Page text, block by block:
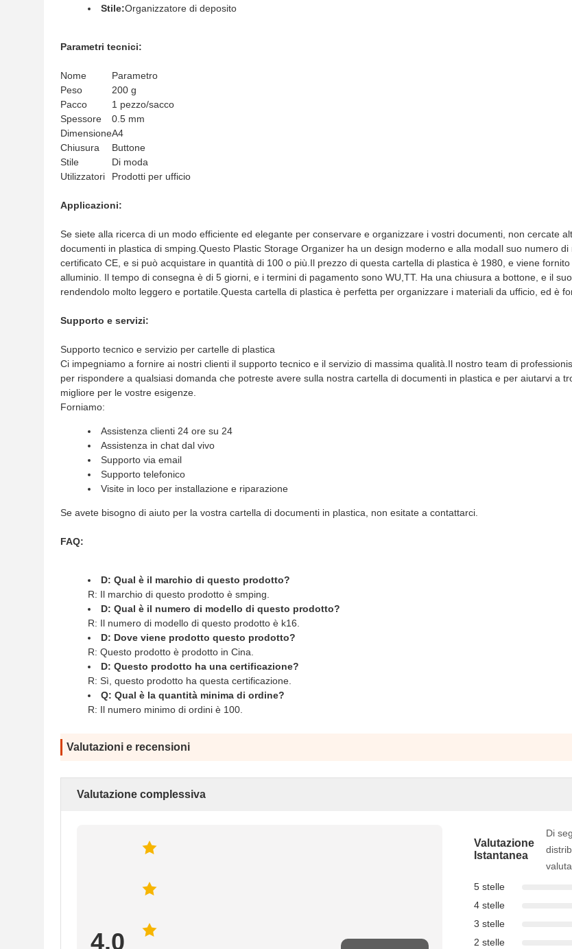
Stile:Organizzatore di deposito
Parametri tecnici:
Nome
Parametro
Peso
200 g
Pacco
1 pezzo/sacco
Spessore
0.5 mm
DimensioneA4
Chiusura
Buttone
Stile
Di moda
Utilizzatori
Prodotti per ufficio
Applicazioni:
Se siete alla ricerca di un modo efficiente ed elegante per conservare e organizzare i vostri documenti, non cercate
documenti in plastica di smping.Questo Plastic Storage Organizer ha un design moderno e alla modaIl suo numero di
certificato CE, e si può acquistare in quantità di 100 o più.Il prezzo di questa cartella di plastica è 1980, e viene
alluminio. Il tempo di consegna è di 5 giorni, e i termini di pagamento sono WU,TT. Ha una chiusura a bottone, e il
rendendolo molto leggero e portatile.Questa cartella di plastica è perfetta per organizzare i materiali da ufficio, ed è
Supporto e servizi:
Supporto tecnico e servizio per cartelle di plastica
Ci impegniamo a fornire ai nostri clienti il supporto tecnico e il servizio di massima qualità.Il nostro team di
per rispondere a qualsiasi domanda che potreste avere sulla nostra cartella di documenti in plastica e per aiutarvi a
migliore per le vostre esigenze.
Forniamo:
Assistenza clienti 24 ore su 24
Assistenza in chat dal vivo
Supporto via email
Supporto telefonico
Visite in loco per installazione e riparazione
Se avete bisogno di aiuto per la vostra cartella di documenti in plastica, non esitate a contattarci.
FAQ:
D: Qual è il marchio di questo prodotto?
R: Il marchio di questo prodotto è smping.
D: Qual è il numero di modello di questo prodotto?
R: Il numero di modello di questo prodotto è k16.
D: Dove viene prodotto questo prodotto?
R: Questo prodotto è prodotto in Cina.
D: Questo prodotto ha una certificazione?
R: Sì, questo prodotto ha questa certificazione.
Q: Qual è la quantità minima di ordine?
R: Il numero minimo di ordini è 100.
Valutazioni e recensioni
Valutazione complessiva
4.0
Valutazione
Istantanea
Di
5 stelle
4 stelle
3 stelle
2 stelle